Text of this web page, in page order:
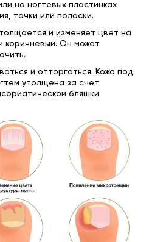
на ногтевых пластинках
точки или полоски.
и изменяет цвет на
коричневый. Он может
и отторгаться. Кожа под
утолщена за счет
бляшки.